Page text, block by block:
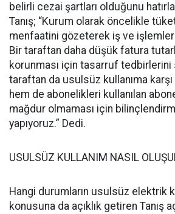
belirli cezai şartları olduğunu
Tanış; “Kurum olarak öncelikle
menfaatini gözeterek iş ve
Bir taraftan daha düşük fatura
korunması için tasarruf tedbirlerini
taraftan da usulsüz kullanıma karşı
hem de abonelikleri kullanılan
mağdur olmaması için
yapıyoruz.” Dedi.
USULSÜZ KULLANIM NASIL
Hangi durumların usulsüz elektrik
konusuna da açıklık getiren Tanış